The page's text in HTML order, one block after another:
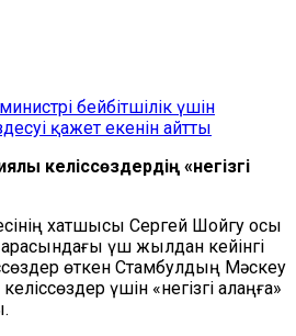
бейбітшілік үшін
қажет екенін айтты
келіссөздердің «негізгі
хатшысы Сергей Шойгу осы
үш жылдан кейінгі
өткен Стамбулдың Мәскеу
үшін «негізгі алаңға»